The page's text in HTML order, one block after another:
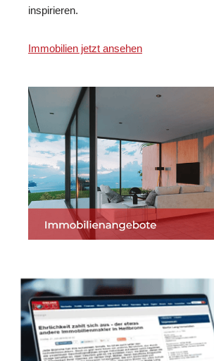
inspirieren.
Immobilien jetzt ansehen